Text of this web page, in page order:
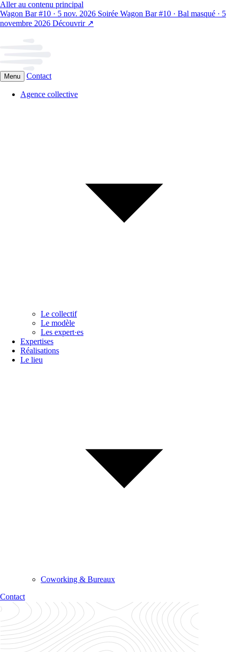
Aller au contenu principal
Wagon Bar #10 · 5 nov. 2026 Soirée Wagon Bar #10 · Bal masqué · 5
novembre 2026 Découvrir ↗
Menu Contact
Agence collective
Le collectif
Le modèle
Les expert·es
Expertises
Réalisations
Le lieu
Coworking & Bureaux
Contact